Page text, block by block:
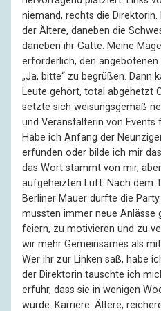
niemand, rechts die
der Ältere, daneben die
daneben ihr Gatte. Meine
erforderlich, den
„Ja, bitte“ zu begrüßen. Dann
Leute gehört, total abgehetzt
setzte sich weisungsgemäß
und Veranstalterin von
Habe ich Anfang der
erfunden oder bilde ich mir
das Wort stammt von mir,
aufgeheizten Luft. Nach dem
Berliner Mauer durfte die
mussten immer neue Anlässe
feiern, zu motivieren und zu
wir mehr Gemeinsames als
Wer ihr zur Linken saß, habe
der Direktorin tauschte ich
erfuhr, dass sie in wenigen
würde. Karriere. Ältere,